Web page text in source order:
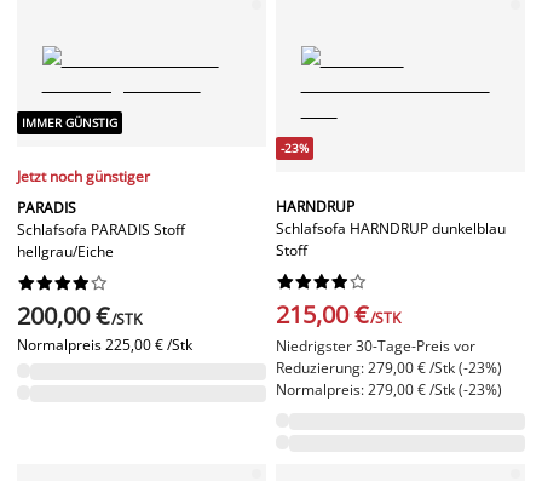
IMMER GÜNSTIG
Jetzt noch günstiger
PARADIS
Schlafsofa PARADIS Stoff
hellgrau/Eiche






200,00 €/STK
Normalpreis225,00 € /Stk
-23%
HARNDRUP
Schlafsofa HARNDRUP dunkelblau
Stoff






215,00 €/STK
Niedrigster 30-Tage-Preis vor
Reduzierung: 279,00 € /Stk (-23%)
Normalpreis: 279,00 € /Stk (-23%)